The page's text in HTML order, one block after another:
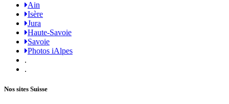
Ain
Isère
Jura
Haute-Savoie
Savoie
Photos iAlpes
.
.
Nos sites Suisse